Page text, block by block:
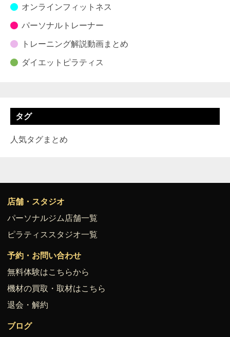
オンラインフィットネス
パーソナルトレーナー
トレーニング解説動画まとめ
ダイエットピラティス
タグ
人気タグまとめ
店舗・スタジオ
パーソナルジム店舗一覧
ピラティススタジオ一覧
予約・お問い合わせ
無料体験はこちらから
機材の買取・取材はこちら
退会・解約
ブログ